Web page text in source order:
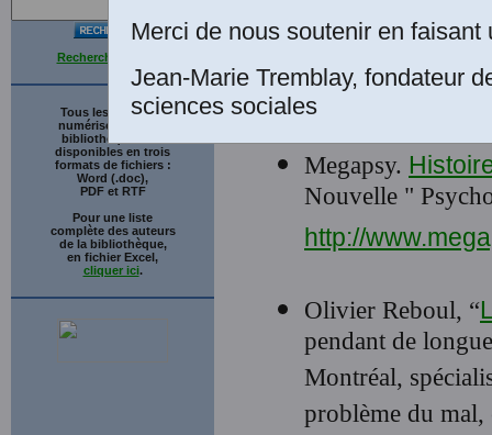
Recherche avancée
Tous les ouvrages
numérisés de cette
bibliothèque sont
disponibles en trois
formats de fichiers :
Word (.doc),
PDF et RTF
Pour une liste
complète des auteurs
de la bibliothèque,
en fichier Excel,
cliquer ici.
Chicoutimi.
Megapsy.
Nouvelle "
http://
Olivier Reboul, “
pendant de
Montréal,
problème du
Merci de nous soutenir en faisant
Jean-Marie Tremblay, fondateur
sciences sociales